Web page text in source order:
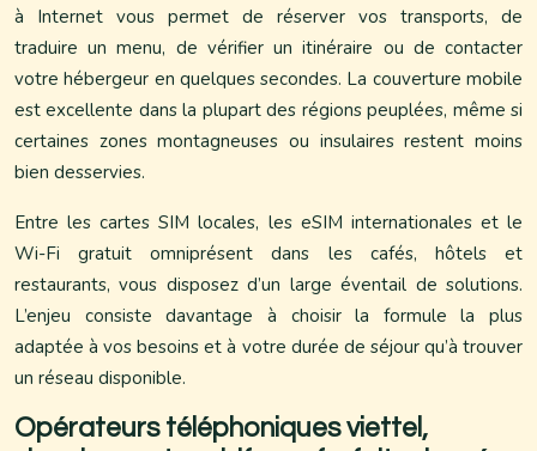
à Internet vous permet de réserver vos transports, de
traduire un menu, de vérifier un itinéraire ou de contacter
votre hébergeur en quelques secondes. La couverture mobile
est excellente dans la plupart des régions peuplées, même si
certaines zones montagneuses ou insulaires restent moins
bien desservies.
Entre les cartes SIM locales, les eSIM internationales et le
Wi-Fi gratuit omniprésent dans les cafés, hôtels et
restaurants, vous disposez d’un large éventail de solutions.
L’enjeu consiste davantage à choisir la formule la plus
adaptée à vos besoins et à votre durée de séjour qu’à trouver
un réseau disponible.
Opérateurs téléphoniques viettel,